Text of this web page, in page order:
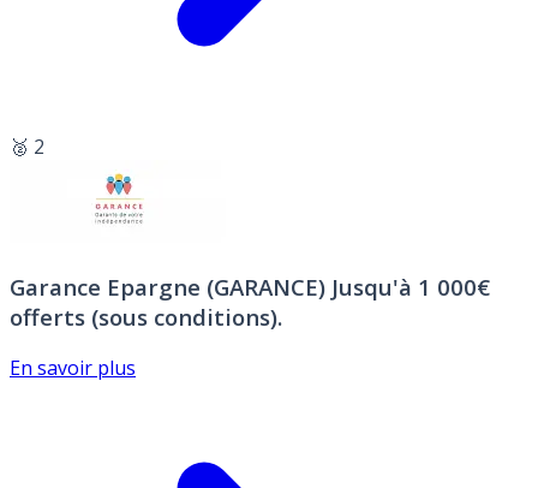
🥈 2
Garance Epargne (GARANCE) Jusqu'à 1 000€
offerts (sous conditions).
En savoir plus